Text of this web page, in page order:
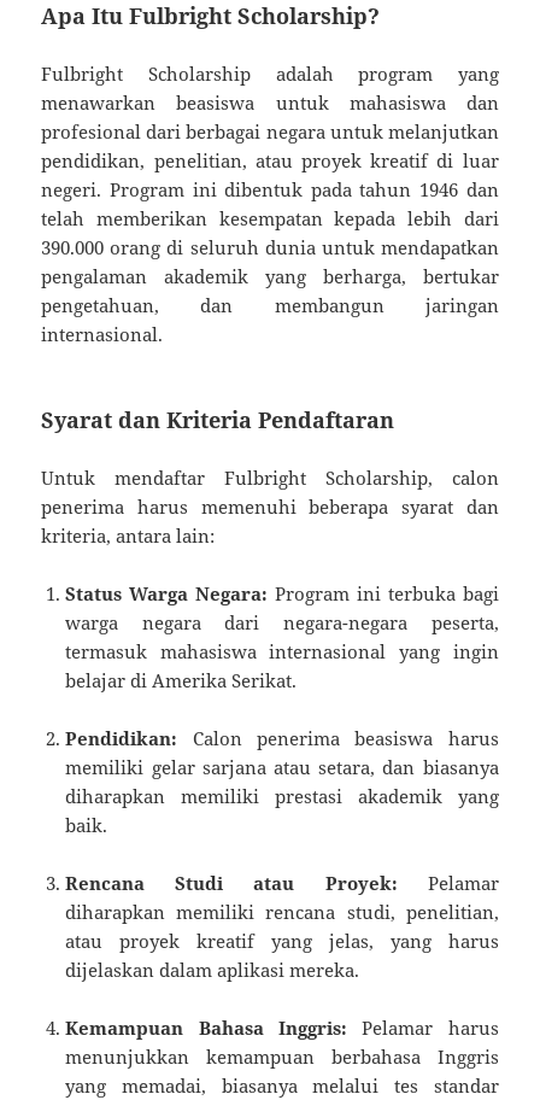
Apa Itu Fulbright Scholarship?
Fulbright Scholarship adalah program yang
menawarkan beasiswa untuk mahasiswa dan
profesional dari berbagai negara untuk melanjutkan
pendidikan, penelitian, atau proyek kreatif di luar
negeri. Program ini dibentuk pada tahun 1946 dan
telah memberikan kesempatan kepada lebih dari
390.000 orang di seluruh dunia untuk mendapatkan
pengalaman akademik yang berharga, bertukar
pengetahuan, dan membangun jaringan
internasional.
Syarat dan Kriteria Pendaftaran
Untuk mendaftar Fulbright Scholarship, calon
penerima harus memenuhi beberapa syarat dan
kriteria, antara lain:
Status Warga Negara: Program ini terbuka bagi
warga negara dari negara-negara peserta,
termasuk mahasiswa internasional yang ingin
belajar di Amerika Serikat.
Pendidikan: Calon penerima beasiswa harus
memiliki gelar sarjana atau setara, dan biasanya
diharapkan memiliki prestasi akademik yang
baik.
Rencana Studi atau Proyek: Pelamar
diharapkan memiliki rencana studi, penelitian,
atau proyek kreatif yang jelas, yang harus
dijelaskan dalam aplikasi mereka.
Kemampuan Bahasa Inggris: Pelamar harus
menunjukkan kemampuan berbahasa Inggris
yang memadai, biasanya melalui tes standar